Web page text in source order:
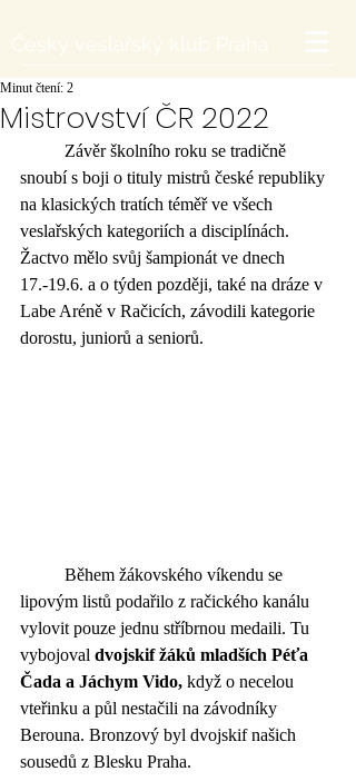
Mistrovství ČR 2022
Minut čtení: 2
snoubí s boji o tituly mistrů české republiky
na klasických tratích téměř ve všech
veslařských kategoriích a disciplínách.
Žactvo mělo svůj šampionát ve dnech
17.-19.6. a o týden později, také na dráze v
Labe Aréně v Račicích, závodili kategorie
dorostu, juniorů a seniorů.
lipovým listů podařilo z račického kanálu
vylovit pouze jednu stříbrnou medaili. Tu
vybojoval dvojskif žáků mladších Péťa
Čada a Jáchym Vido, když o necelou
vteřinku a půl nestačili na závodníky
Berouna. Bronzový byl dvojskif našich
sousedů z Blesku Praha.